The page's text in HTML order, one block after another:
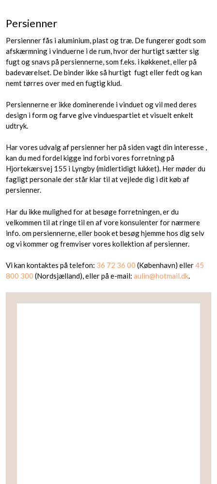
Persienner​
Persienner fås i aluminium​, plast og træ. De fungerer godt som
afskærmning i vinduerne i de rum, hvor der hurtigt sætter sig
fugt og snavs på persiennerne, som f.eks. i køkkenet, eller på
badeværelset. De binder ikke så hurtigt fugt eller fedt og kan
nemt tørres over med en fugtig klud.
Persiennerne er ikke dominerende i vinduet og vil med deres
design i form og farve give vinduespartiet et visuelt enkelt
udtryk.
Har vores udvalg af persienner her på siden vagt din interesse ,
kan du med fordel kigge ind forbi vores forretning på
Hjortekærsvej 155 i Lyngby (midlertidigt lukket). Her møder du
fagligt personale der står klar til at vejlede dig i dit køb af
persienner.
Har du ikke mulighed for at besøge forretningen, er du
velkommen til at ringe til en af vore konsulenter for nærmere
info. om persiennerne, eller book et besøg hjemme hos dig selv
og vi kommer og fremviser vores kollektion af persienner.
Vi kan kontaktes på telefon: 36 72 36 00 (København) eller45
800 300 (Nordsjælland), eller på e-mail: aulin@hotmail.dk.​​​